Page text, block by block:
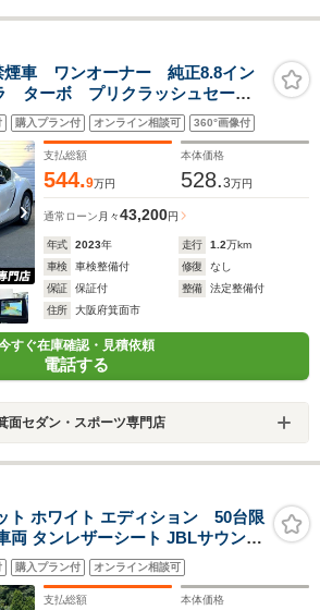
車 ワンオーナー 純正8.8イン
ターボ プリクラッシュセーフ
純正17インチAW 革巻きステ
ト ブラインドスポット パドル
購入プラン付 オンライン相談可 360°画像付
支払総額
544.9万円
本体価格
528.3万円
通常ローン 月々43,200円
年式 2023年 走行 1.2万km
車検
車検整備付 修復
なし
保証
保証付 整備
法定整備付
住所
大阪府箕面市
すぐ在庫確認・見積依頼
電話する
面セダン・スポーツ専門店
ト ホワイト エディション 50台限
両 タンレザーシート JBLサウンド
AW 純正ナビ/フルセグTV バック
衝突軽減ブレーキ レーンキープ
ポット
購入プラン付 オンライン相談可
支払総額 本体価格